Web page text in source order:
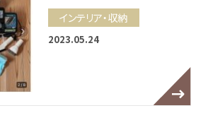
インテリア・収納
2023.05.24